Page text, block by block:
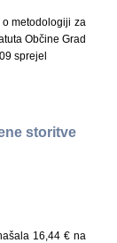
o metodologiji za
Občine Grad
sprejel
storitve
16,44 € na